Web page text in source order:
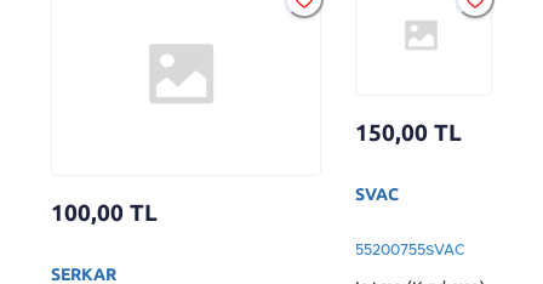
100,00 TL
SERKAR
150,00 TL
SVAC
55200755SVAC